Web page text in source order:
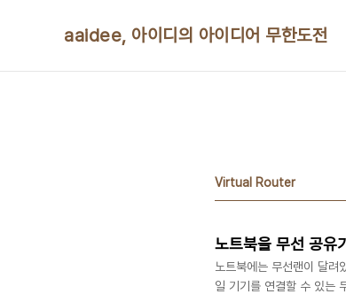
aaidee, 아이디의 아이디어 무한도전
Virtual Router
노트북을 무선 공유
노트북에는 무선랜이 달
일 기기를 연결할 수 있는